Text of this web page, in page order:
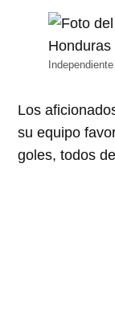
Los
su equipo
goles, todos